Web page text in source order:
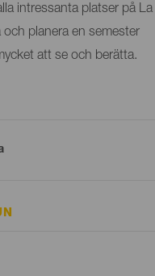
intressanta platser på La
och planera en semester
att se och berätta.